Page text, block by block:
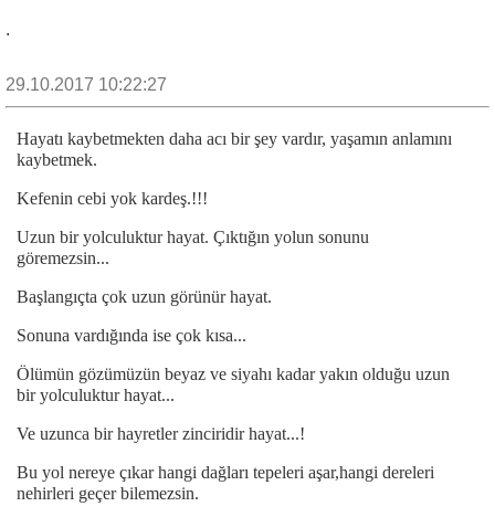
.
29.10.2017 10:22:27
Hayatı kaybetmekten daha acı bir şey vardır, yaşamın anlamını
kaybetmek.
Kefenin cebi yok kardeş.!!!
Uzun bir yolculuktur hayat. Çıktığın yolun sonunu
göremezsin...
Başlangıçta çok uzun görünür hayat.
Sonuna vardığında ise çok kısa...
Ölümün gözümüzün beyaz ve siyahı kadar yakın olduğu uzun
bir yolculuktur hayat...
Ve uzunca bir hayretler zinciridir hayat...!
Bu yol nereye çıkar hangi dağları tepeleri aşar,hangi dereleri
nehirleri geçer bilemezsin.